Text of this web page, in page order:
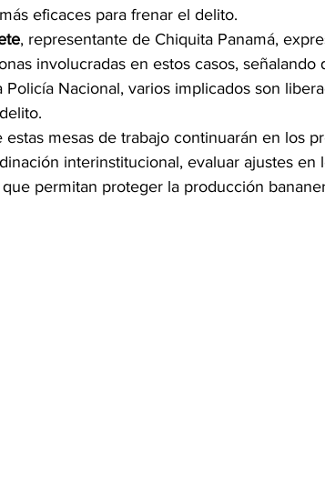
eficaces para frenar el delito.
, representante de Chiquita Panamá,
involucradas en estos casos, señalando
Nacional, varios implicados son
mesas de trabajo continuarán en los
interinstitucional, evaluar ajustes en
permitan proteger la producción